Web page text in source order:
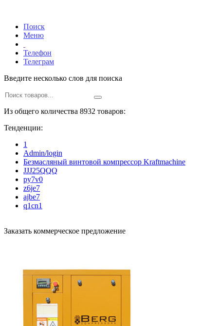
Поиск
Меню
Телефон
Телеграм
Введите несколько слов для поиска
Из общего количества 8932 товаров:
Тенденции:
1
Admin/login
Безмасляный винтовой компрессор Kraftmaсhine
JJJ25QQQ
py7v0
z6je7
ajbe7
q1cn1
Заказать коммерческое предложение